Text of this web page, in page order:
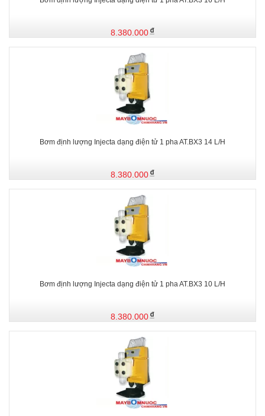
8.380.000
Bơm định lượng Injecta dạng điện tử 1 pha AT.BX3 14 L/H
8.380.000
Bơm định lượng Injecta dạng điện tử 1 pha AT.BX3 10 L/H
8.380.000